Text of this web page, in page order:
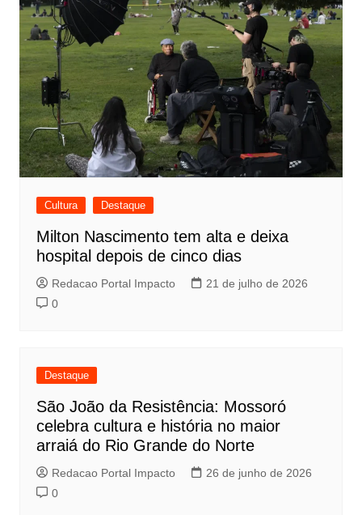
Cultura Destaque
Milton Nascimento tem alta e deixa
hospital depois de cinco dias
Redacao Portal Impacto
21 de julho de 2026
0
Destaque
São João da Resistência: Mossoró
celebra cultura e história no maior
arraiá do Rio Grande do Norte
Redacao Portal Impacto
26 de junho de 2026
0